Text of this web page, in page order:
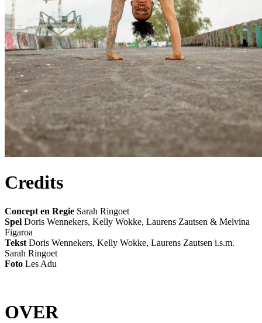
Credits
Concept en Regie Sarah Ringoet
Spel Doris Wennekers, Kelly Wokke, Laurens Zautsen & Melvina
Figaroa
Tekst Doris Wennekers, Kelly Wokke, Laurens Zautsen i.s.m.
Sarah Ringoet
Foto Les Adu
OVER